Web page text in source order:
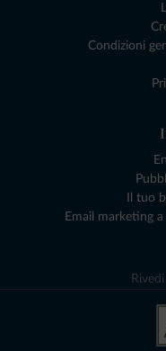
Condizioni
Il tuo
Email marketing